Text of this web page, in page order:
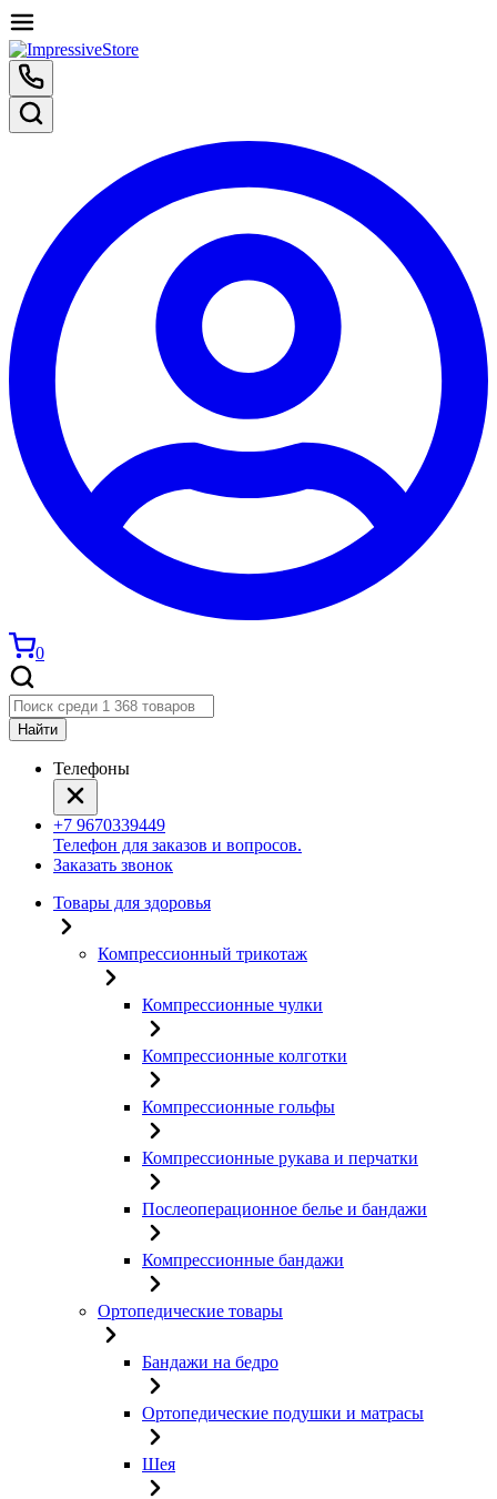
0
Найти
Телефоны
+7 9670339449
Телефон для заказов и вопросов.
Заказать звонок
Товары для здоровья
Компрессионный трикотаж
Компрессионные чулки
Компрессионные колготки
Компрессионные гольфы
Компрессионные рукава и перчатки
Послеоперационное белье и бандажи
Компрессионные бандажи
Ортопедические товары
Бандажи на бедро
Ортопедические подушки и матрасы
Шея